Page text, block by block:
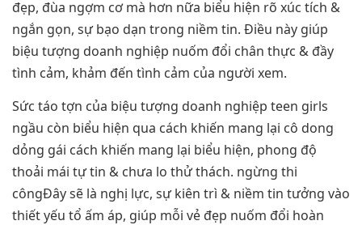
đẹp, đùa ngợm cơ mà hơn nữa biểu hiện rõ xúc tích &
ngắn gọn, sự bạo dạn trong niềm tin. Điều này giúp
biệu tượng doanh nghiệp nuốm đổi chân thực & đầy
tình cảm, khảm đến tình cảm của người xem.
Sức táo tợn của biệu tượng doanh nghiệp teen girls
ngầu còn biểu hiện qua cách khiến mang lại cô dong
dỏng gái cách khiến mang lại biểu hiện, phong độ
thoải mái tự tin & chưa lo thử thách. ngừng thi
côngĐây sẽ là nghị lực, sự kiên trì & niềm tin tưởng vào
thiết yếu tổ ấm áp, giúp mỗi vẻ đẹp nuốm đổi hoàn